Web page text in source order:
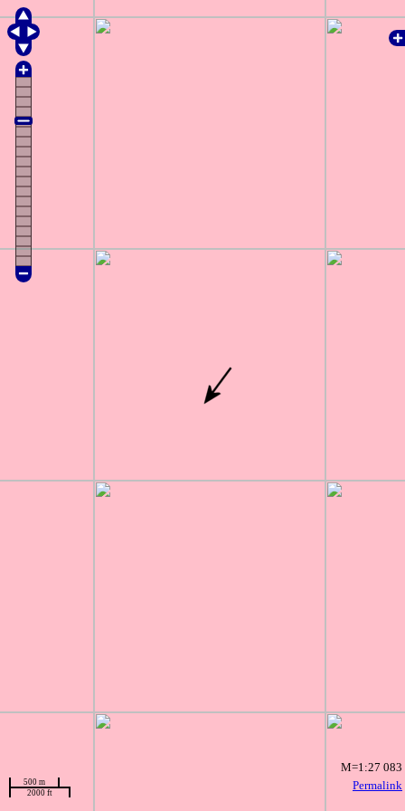
Permalink
500 m
2000 ft
M=1:27 083